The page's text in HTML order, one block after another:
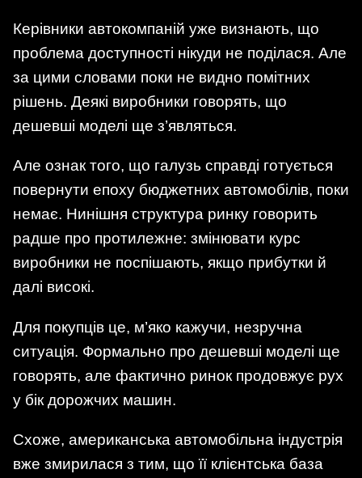
Керівники автокомпаній уже визнають, що
проблема доступності нікуди не поділася. Але
за цими словами поки не видно помітних
рішень. Деякі виробники говорять, що
дешевші моделі ще з’являться.
Але ознак того, що галузь справді готується
повернути епоху бюджетних автомобілів, поки
немає. Нинішня структура ринку говорить
радше про протилежне: змінювати курс
виробники не поспішають, якщо прибутки й
далі високі.
Для покупців це, м’яко кажучи, незручна
ситуація. Формально про дешевші моделі ще
говорять, але фактично ринок продовжує рух
у бік дорожчих машин.
Схоже, американська автомобільна індустрія
вже змирилася з тим, що її клієнтська база